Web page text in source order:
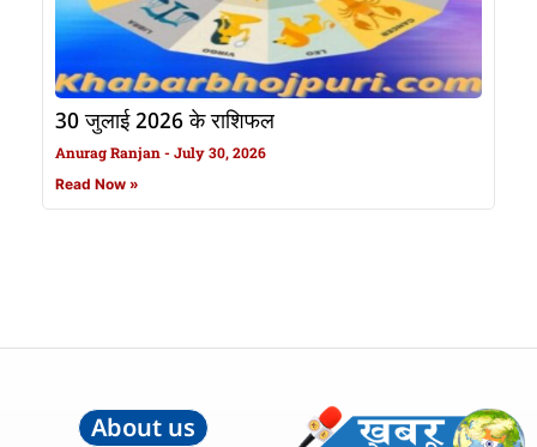
30 जुलाई 2026 के राशिफल
Anurag Ranjan July 30, 2026
Read Now »
About us